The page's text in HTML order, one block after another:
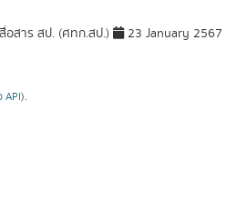
อสาร สป. (ศทก.สป.) 23 January 2567
API).